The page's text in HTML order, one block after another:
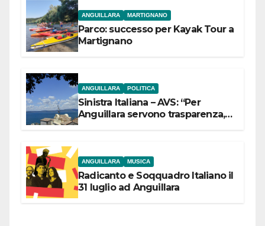
ANGUILLARA MARTIGNANO
Parco: successo per Kayak Tour a
Martignano
ANGUILLARA POLITICA
Sinistra Italiana – AVS: “Per
Anguillara servono trasparenza,
ANGUILLARA MUSICA
Radicanto e Soqquadro Italiano il
31 luglio ad Anguillara